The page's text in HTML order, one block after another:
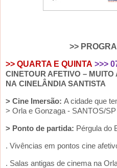
>>
>> QUARTA E QUINTA >>>
CINETOUR AFETIVO –
NA CINELÂNDIA SANTISTA
> Cine Imersão: A cidade que
> Orla e Gonzaga - SANTOS/
> Ponto de partida: Pérgula do
. Vivências em pontos cine
. Salas antigas de cinema na